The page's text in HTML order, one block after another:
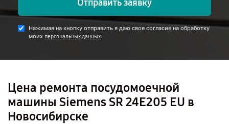
Отправить заявку
Нажимая на кнопку отправить я даю свое согласие на обработку
моих персональных данных.
Цена ремонта посудомоечной
машины Siemens SR 24E205 EU в
Новосибирске